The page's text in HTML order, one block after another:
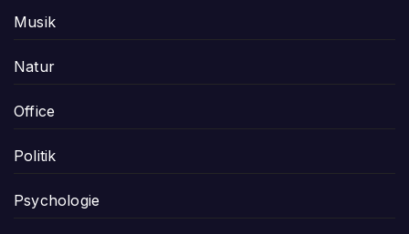
Musik
Natur
Office
Politik
Psychologie